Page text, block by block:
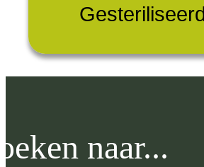
Gesteriliseerd
naar...